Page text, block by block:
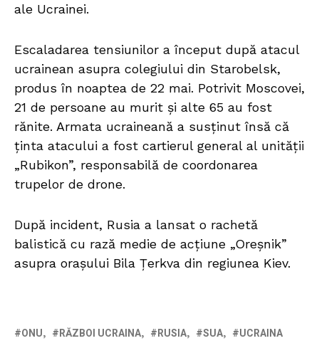
ale Ucrainei.
Escaladarea tensiunilor a început după atacul
ucrainean asupra colegiului din Starobelsk,
produs în noaptea de 22 mai. Potrivit Moscovei,
21 de persoane au murit și alte 65 au fost
rănite. Armata ucraineană a susținut însă că
ținta atacului a fost cartierul general al unității
„Rubikon”, responsabilă de coordonarea
trupelor de drone.
După incident, Rusia a lansat o rachetă
balistică cu rază medie de acțiune „Oreșnik”
asupra orașului Bila Țerkva din regiunea Kiev.
ONU RĂZBOI UCRAINA RUSIA SUA UCRAINA